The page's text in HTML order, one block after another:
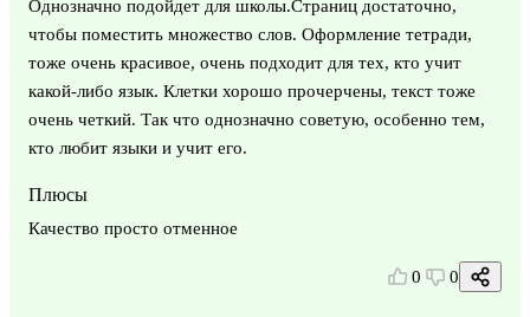
Однозначно подойдет для школы.Страниц достаточно,
чтобы поместить множество слов. Оформление тетради,
тоже очень красивое, очень подходит для тех, кто учит
какой-либо язык. Клетки хорошо прочерчены, текст тоже
очень четкий. Так что однозначно советую, особенно тем,
кто любит языки и учит его.
Плюсы
Качество просто отменное
0 0